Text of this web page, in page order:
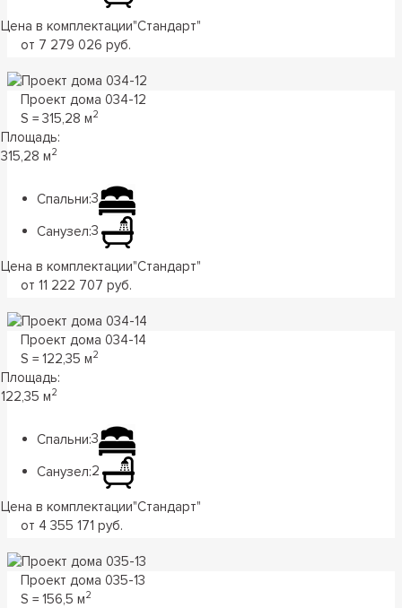
Цена в комплектации"Стандарт"
от 7 279 026 руб.
Проект дома 034-12
S = 315,28 м2
Площадь:
315,28 м2
Спальни:3
Санузел:3
Цена в комплектации"Стандарт"
от 11 222 707 руб.
Проект дома 034-14
S = 122,35 м2
Площадь:
122,35 м2
Спальни:3
Санузел:2
Цена в комплектации"Стандарт"
от 4 355 171 руб.
Проект дома 035-13
S = 156,5 м2